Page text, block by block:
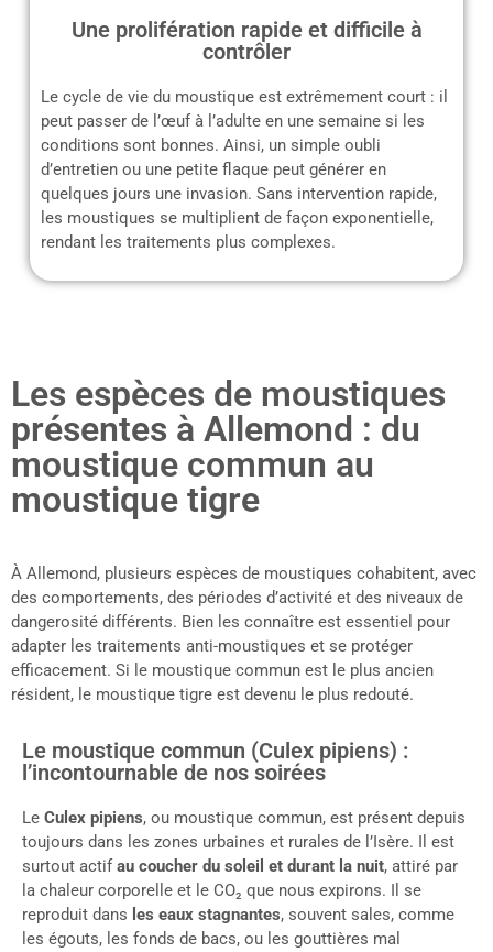
Une prolifération rapide et difficile à
contrôler
Le cycle de vie du moustique est extrêmement court : il
peut passer de l’œuf à l’adulte en une semaine si les
conditions sont bonnes. Ainsi, un simple oubli
d’entretien ou une petite flaque peut générer en
quelques jours une invasion. Sans intervention rapide,
les moustiques se multiplient de façon exponentielle,
rendant les traitements plus complexes.
Les espèces de moustiques
présentes à Allemond : du
moustique commun au
moustique tigre
À Allemond, plusieurs espèces de moustiques cohabitent, avec
des comportements, des périodes d’activité et des niveaux de
dangerosité différents. Bien les connaître est essentiel pour
adapter les traitements anti-moustiques et se protéger
efficacement. Si le moustique commun est le plus ancien
résident, le moustique tigre est devenu le plus redouté.
Le moustique commun (Culex pipiens) :
l’incontournable de nos soirées
Le Culex pipiens, ou moustique commun, est présent depuis
toujours dans les zones urbaines et rurales de l’Isère. Il est
surtout actif au coucher du soleil et durant la nuit, attiré par
la chaleur corporelle et le CO₂ que nous expirons. Il se
reproduit dans les eaux stagnantes, souvent sales, comme
les égouts, les fonds de bacs, ou les gouttières mal